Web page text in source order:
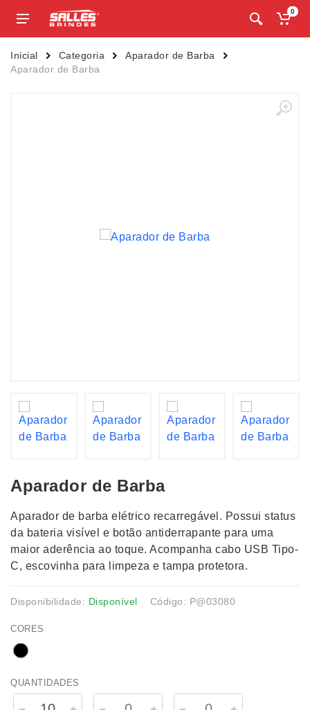
0
Inicial Categoria
Aparador de Barba
Aparador de Barba
Aparador de Barba
Aparador de barba elétrico recarregável. Possui status
da bateria visível e botão antiderrapante para uma
maior aderência ao toque. Acompanha cabo USB Tipo-
C, escovinha para limpeza e tampa protetora.
Disponibilidade: Disponível Código: P@03080
CORES
QUANTIDADES